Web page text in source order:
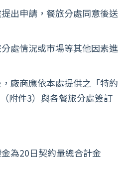
出申請，餐旅分處同意後送
處情況或市場等其他因素進
廠商應依本處提供之「特約
附件3）與各餐旅分處簽訂
為20日契約量總合計金